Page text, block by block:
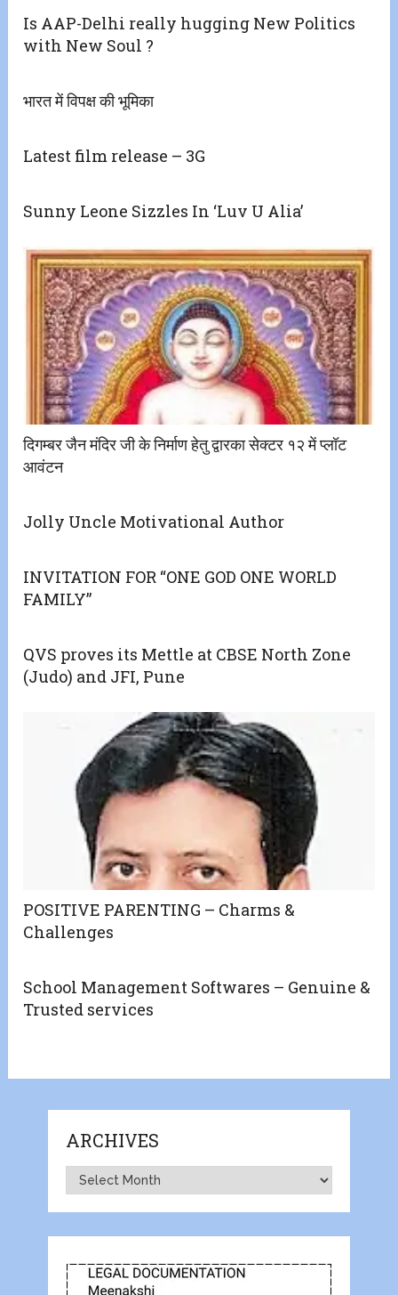
Is AAP-Delhi really hugging New Politics
with New Soul ?
भारत में विपक्ष की भूमिका
Latest film release – 3G
Sunny Leone Sizzles In ‘Luv U Alia’
दिगम्बर जैन मंदिर जी के निर्माण हेतु द्वारका सेक्टर १२ में प्लॉट
आवंटन
Jolly Uncle Motivational Author
INVITATION FOR “ONE GOD ONE WORLD
FAMILY”
QVS proves its Mettle at CBSE North Zone
(Judo) and JFI, Pune
POSITIVE PARENTING – Charms &
Challenges
School Management Softwares – Genuine &
Trusted services
ARCHIVES
Archives